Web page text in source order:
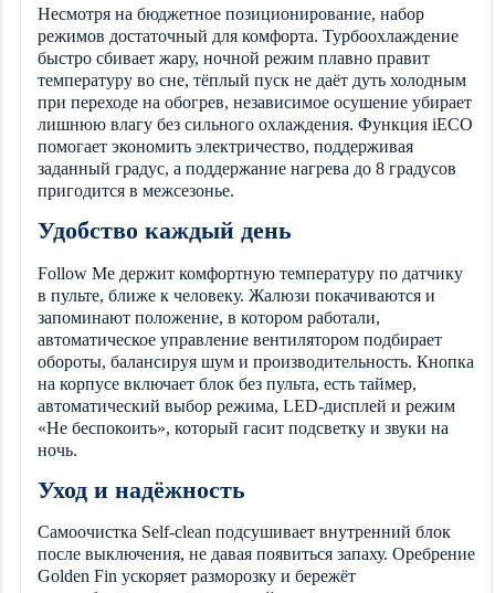
Несмотря на бюджетное позиционирование, набор
режимов достаточный для комфорта. Турбоохлаждение
быстро сбивает жару, ночной режим плавно правит
температуру во сне, тёплый пуск не даёт дуть холодным
при переходе на обогрев, независимое осушение убирает
лишнюю влагу без сильного охлаждения. Функция iECO
помогает экономить электричество, поддерживая
заданный градус, а поддержание нагрева до 8 градусов
пригодится в межсезонье.
Удобство каждый день
Follow Me держит комфортную температуру по датчику
в пульте, ближе к человеку. Жалюзи покачиваются и
запоминают положение, в котором работали,
автоматическое управление вентилятором подбирает
обороты, балансируя шум и производительность. Кнопка
на корпусе включает блок без пульта, есть таймер,
автоматический выбор режима, LED-дисплей и режим
«Не беспокоить», который гасит подсветку и звуки на
ночь.
Уход и надёжность
Самоочистка Self-clean подсушивает внутренний блок
после выключения, не давая появиться запаху. Оребрение
Golden Fin ускоряет разморозку и бережёт